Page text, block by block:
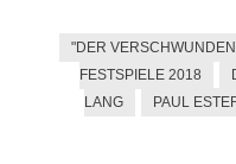
"DER
FESTSPIELE 2018
LANG
PAUL